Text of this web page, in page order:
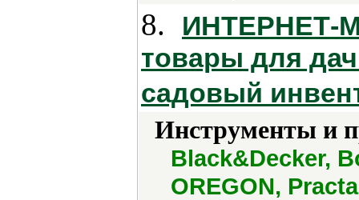
8.
ИНТЕРНЕТ-
товары для
садовый
Инструменты и
Black&Decker,
OREGON,